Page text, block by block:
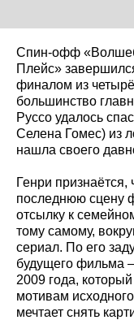
Спин-офф
Плейс»
финалом из
большинство
Руссо удалось
Селена Гомес) из
нашла своего
Генри признаётся,
последнюю сцену
отсылку к
тому самому,
сериал. По его
будущего фильма
2009 года,
мотивам
мечтает снять